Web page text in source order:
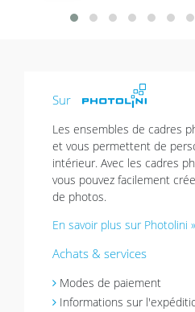
Sur
Les ensembles de cadres
et vous permettent de
intérieur. Avec les cadres
vous pouvez facilement
de photos.
En savoir plus sur Photolini
Achats & services
Modes de paiement
Informations sur